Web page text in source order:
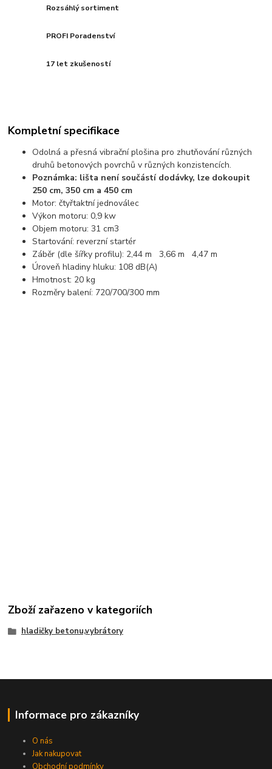
Rozsáhlý sortiment
PROFI Poradenství
17 let zkušeností
Kompletní specifikace
Odolná a přesná vibrační plošina pro zhutňování různých
druhů betonových povrchů v různých konzistencích.
Poznámka: lišta není součástí dodávky, lze dokoupit
250 cm, 350 cm a 450 cm
Motor: čtyřtaktní jednoválec
Výkon motoru: 0,9 kw
Objem motoru: 31 cm3
Startování: reverzní startér
Záběr (dle šířky profilu): 2,44 m 3,66 m 4,47 m
Úroveň hladiny hluku: 108 dB(A)
Hmotnost: 20 kg
Rozměry balení: 720/700/300 mm
Zboží zařazeno v kategoriích
hladičky betonu,vybrátory
Informace pro zákazníky
O nás
Jak nakupovat
Obchodní podmínky